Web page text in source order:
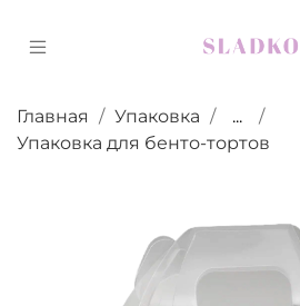
Главная Упаковка
...
Упаковка для бенто-тортов